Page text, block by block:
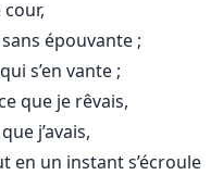
épouvante ;
s’en vante ;
que je rêvais,
j’avais,
en un instant s’écroule